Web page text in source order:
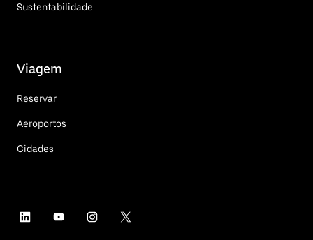
Sustentabilidade
Viagem
Reservar
Aeroportos
Cidades